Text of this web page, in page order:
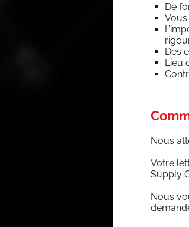
De
Des
Lieu
Nous
Votre
Sup­ply
Nous